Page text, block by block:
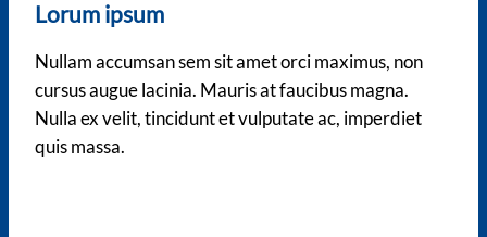
Lorum ipsum
Nullam accumsan sem sit amet orci maximus, non
cursus augue lacinia. Mauris at faucibus magna.
Nulla ex velit, tincidunt et vulputate ac, imperdiet
quis massa.